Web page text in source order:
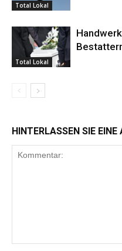
Total Lokal
Total Lokal
HINTERLASSEN SIE EINE